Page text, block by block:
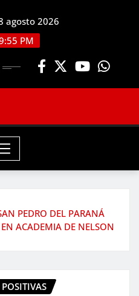
agosto 2026
PM
PEDRO DEL PARANÁ
ACADEMIA DE NELSON